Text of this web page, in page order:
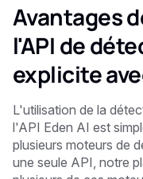
Avantages
l'API de
explicite
L'utilisation de la
l'API Eden AI est
plusieurs moteurs de
une seule API, notre